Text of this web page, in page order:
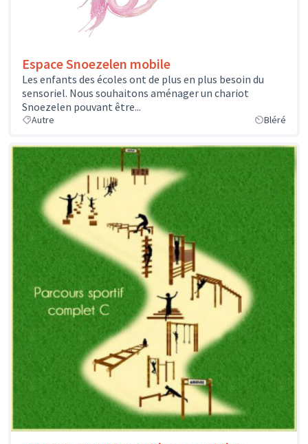
Espace Snoezelen mobile
Les enfants des écoles ont de plus en plus besoin du
sensoriel. Nous souhaitons aménager un chariot
Snoezelen pouvant être...
Autre Bléré